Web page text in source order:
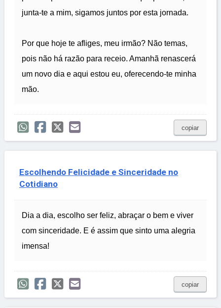
junta-te a mim, sigamos juntos por esta jornada.
Por que hoje te afliges, meu irmão? Não temas,
pois não há razão para receio. Amanhã renascerá
um novo dia e aqui estou eu, oferecendo-te minha
mão.
copiar
Escolhendo Felicidade e Sinceridade no
Cotidiano
Dia a dia, escolho ser feliz, abraçar o bem e viver
com sinceridade. E é assim que sinto uma alegria
imensa!
copiar